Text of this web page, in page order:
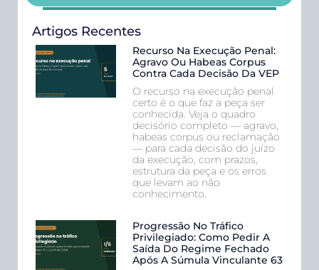
Artigos Recentes
Recurso Na Execução Penal:
Agravo Ou Habeas Corpus
Contra Cada Decisão Da VEP
O recurso na execução penal
certo é o que faz a peça ser
conhecida. Veja o quadro
decisório completo — agravo,
habeas corpus ou reclamação
— para cada decisão do juízo
da execução, com prazos,
estrutura da peça e os erros
que levam ao não
conhecimento.
Progressão No Tráfico
Privilegiado: Como Pedir A
Saída Do Regime Fechado
Após A Súmula Vinculante 63